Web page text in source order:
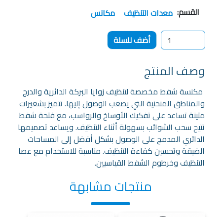
القسم: معدات التنظيف مكانس
وصف المنتج
مكنسة شفط مخصصة لتنظيف زوايا البركة الدائرية والدرج
والمناطق المنحنية التي يصعب الوصول إليها. تتميز بشعيرات
متينة تساعد على تفكيك الأوساخ والرواسب، مع فتحة شفط
تتيح سحب الشوائب بسهولة أثناء التنظيف. ويساعد تصميمها
الدائري المدمج على الوصول بشكل أفضل إلى المساحات
الضيقة وتحسين كفاءة التنظيف. مناسبة للاستخدام مع عصا
التنظيف وخرطوم الشفط القياسيين.
منتجات مشابهة